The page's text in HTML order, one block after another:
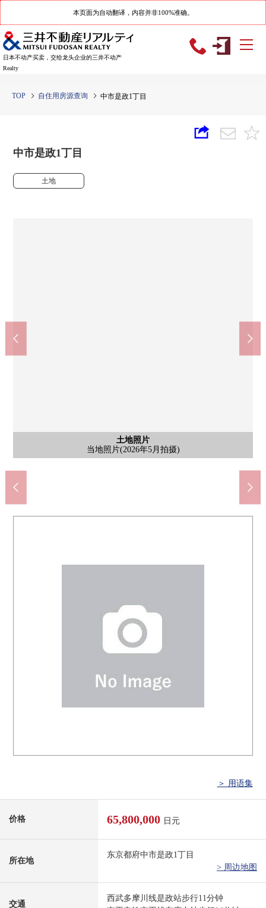
本页面为自动翻译，内容并非100%准确。
日本不动产买卖，交给龙头企业的三井不动产
Realty
TOP 自住用房源查询 中市是政1丁目
中市是政1丁目
土地
土地照片
当地照片(2026年5月拍摄)
含有前面道路的外观
前面道路(2026年5月拍摄)
含有前面道路的外观
前面道路(2026年5月拍摄)
土地照片
当地照片(2026年5月拍摄)
其他
7-Eleven府中是政1丁目商店步行2分钟。
府中市立府中第8小学(约270m)
步行4分钟。
府中市立府中第9中学(约1100m)
步行14分钟。
全家便利店府中是政商店(约230m)
步行3分钟。
甚至食品市场来是政商店(约550m)
步行7分钟。
Welcia府中是政商店(约500m)
步行7分钟。
府中清水丘邮局(约950m)
步行12分钟。
＞ 用语集
价格 65,800,000 日元
所在地
东京都府中市是政1丁目
> 周边地图
交通
西武多摩川线是政站步行11分钟